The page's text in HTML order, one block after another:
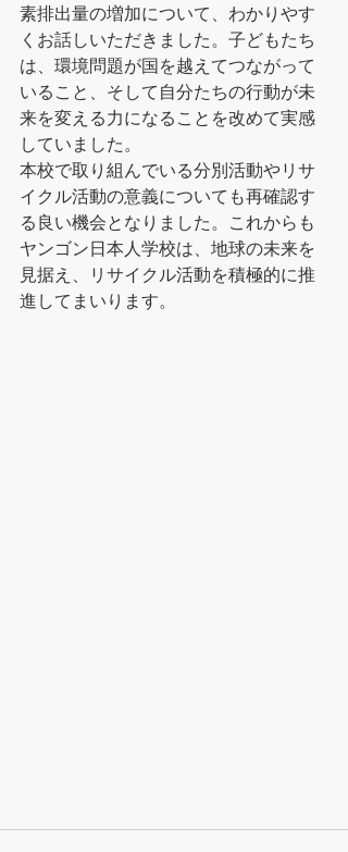
素排出量の増加について、わかりやす
くお話しいただきました。子どもたち
は、環境問題が国を越えてつながって
いること、そして自分たちの行動が未
来を変える力になることを改めて実感
していました。
本校で取り組んでいる分別活動やリサ
イクル活動の意義についても再確認す
る良い機会となりました。これからも
ヤンゴン日本人学校は、地球の未来を
見据え、リサイクル活動を積極的に推
進してまいります。